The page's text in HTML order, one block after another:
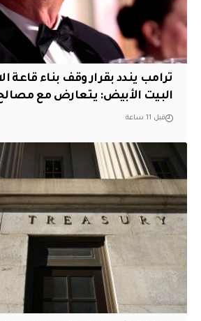
ترامب يندد بقرار وقف بناء قاعة
البيت الأبيض: يتعارض مع مصالح
قبل 11 ساعة